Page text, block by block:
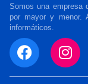
Somos una empresa
por mayor y menor.
informáticos.